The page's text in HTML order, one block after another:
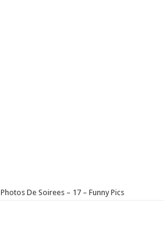
Photos De Soirees – 17 – Funny Pics